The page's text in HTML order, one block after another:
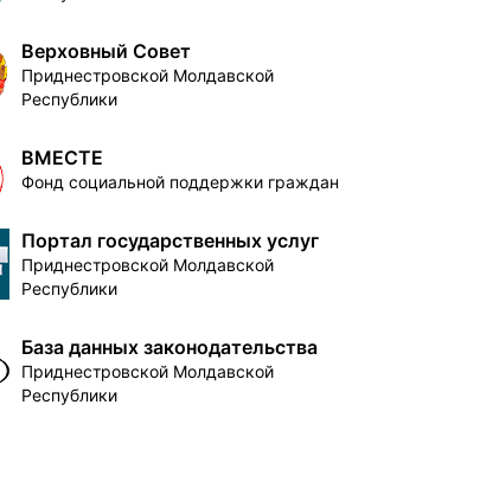
Верховный Совет
Приднестровской Молдавской
Республики
ВМЕСТЕ
Фонд социальной поддержки граждан
Портал государственных услуг
Приднестровской Молдавской
Республики
База данных законодательства
Приднестровской Молдавской
Республики